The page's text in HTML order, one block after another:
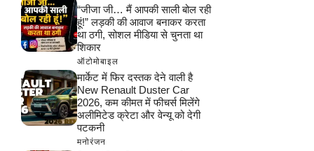
“जीजा जी… मैं आपकी साली बोल रही
हूं!” लड़की की आवाज बनाकर करता
था ठगी, सोशल मीडिया से चुनता था
शिकार
ऑटोमोबाइल
मार्केट में फिर दस्तक देने वाली है
New Renault Duster Car
2026, कम कीमत में फीचर्स मिलेंगे
अलीमिटेड क्रेटा और वेन्यू को देगी
पटकनी
मनोरंजन